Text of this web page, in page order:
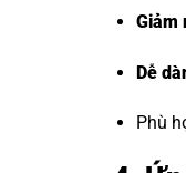
Giảm
Dễ
Phù